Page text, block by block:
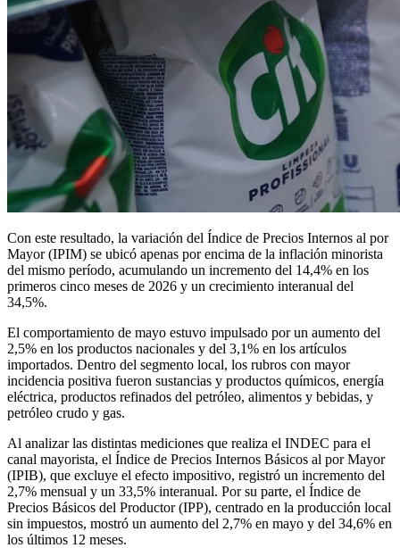
Con este resultado, la variación del Índice de Precios Internos al por
Mayor (IPIM) se ubicó apenas por encima de la inflación minorista
del mismo período, acumulando un incremento del 14,4% en los
primeros cinco meses de 2026 y un crecimiento interanual del
34,5%.
El comportamiento de mayo estuvo impulsado por un aumento del
2,5% en los productos nacionales y del 3,1% en los artículos
importados. Dentro del segmento local, los rubros con mayor
incidencia positiva fueron sustancias y productos químicos, energía
eléctrica, productos refinados del petróleo, alimentos y bebidas, y
petróleo crudo y gas.
Al analizar las distintas mediciones que realiza el INDEC para el
canal mayorista, el Índice de Precios Internos Básicos al por Mayor
(IPIB), que excluye el efecto impositivo, registró un incremento del
2,7% mensual y un 33,5% interanual. Por su parte, el Índice de
Precios Básicos del Productor (IPP), centrado en la producción local
sin impuestos, mostró un aumento del 2,7% en mayo y del 34,6% en
los últimos 12 meses.